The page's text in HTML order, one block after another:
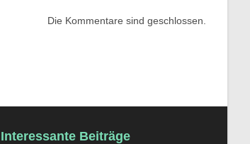
Die Kommentare sind geschlossen.
Interessante Beiträge